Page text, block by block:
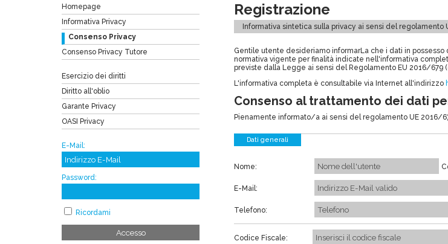
Homepage
Informativa Privacy
Consenso Privacy
Consenso Privacy Tutore
Esercizio dei diritti
Diritto all'oblio
Garante Privacy
OASI Privacy
E-Mail:
Password:
Ricordami
Accesso
Registrazione
Informativa sintetica sulla privacy ai sensi del regolamento
Gentile utente desideriamo informarLa che i dati in possesso
normativa vigente per finalità indicate nell'informativa
previste dalla Legge ai sensi del Regolamento EU 2016/679
L'informativa completa è consultabile via Internet all'indirizzo
Consenso al trattamento dei dati
Pienamente informato/a ai sensi del regolamento UE 2016/
Dati generali
Nome:
E-Mail:
Telefono:
Codice Fiscale: